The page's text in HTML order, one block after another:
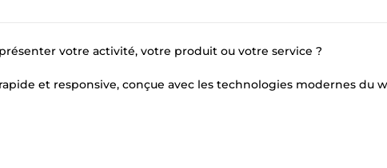
votre activité, votre produit ou votre service ?
et responsive, conçue avec les technologies modernes du